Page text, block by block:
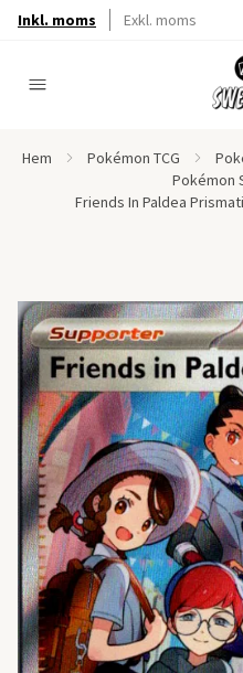
Inkl. moms Exkl. moms
Hem Pokémon TCG
Pokémon
Friends In Paldea